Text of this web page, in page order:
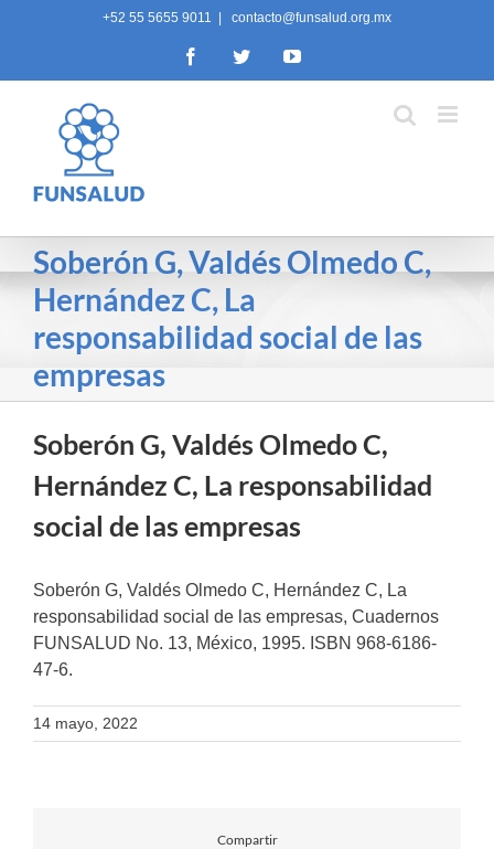
+52 55 5655 9011 contacto@funsalud.org.mx
FacebookTwitterYouTube
Soberón G, Valdés Olmedo C,
Hernández C, La
responsabilidad social de las
empresas
Soberón G, Valdés Olmedo C,
Hernández C, La responsabilidad
social de las empresas
Soberón G, Valdés Olmedo C, Hernández C, La
responsabilidad social de las empresas, Cuadernos
FUNSALUD No. 13, México, 1995. ISBN 968-6186-
47-6.
14 mayo, 2022
Compartir